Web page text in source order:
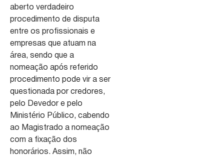
aberto verdadeiro
procedimento de disputa
entre os profissionais e
empresas que atuam na
área, sendo que a
nomeação após referido
procedimento pode vir a ser
questionada por credores,
pelo Devedor e pelo
Ministério Público, cabendo
ao Magistrado a nomeação
com a fixação dos
honorários. Assim, não